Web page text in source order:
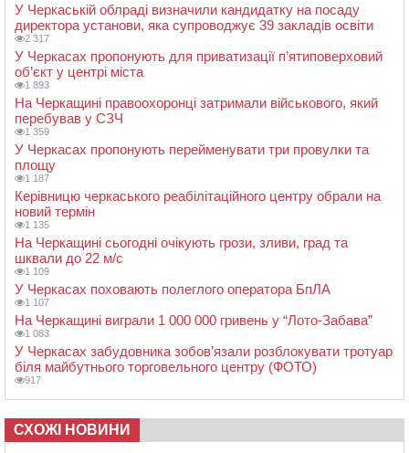
У Черкаській облраді визначили кандидатку на посаду
директора установи, яка супроводжує 39 закладів освіти
2 317
У Черкасах пропонують для приватизації п’ятиповерховий
об’єкт у центрі міста
1 893
На Черкащині правоохоронці затримали військового, який
перебував у СЗЧ
1 359
У Черкасах пропонують перейменувати три провулки та
площу
1 187
Керівницю черкаського реабілітаційного центру обрали на
новий термін
1 135
На Черкащині сьогодні очікують грози, зливи, град та
шквали до 22 м/с
1 109
У Черкасах поховають полеглого оператора БпЛА
1 107
На Черкащині виграли 1 000 000 гривень у “Лото-Забава”
1 083
У Черкасах забудовника зобов’язали розблокувати тротуар
біля майбутнього торговельного центру (ФОТО)
917
СХОЖІ НОВИНИ